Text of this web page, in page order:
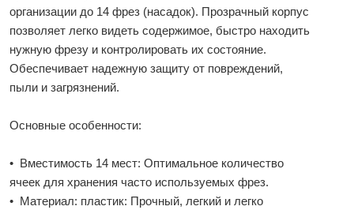
организации до 14 фрез (насадок). Прозрачный корпус
позволяет легко видеть содержимое, быстро находить
нужную фрезу и контролировать их состояние.
Обеспечивает надежную защиту от повреждений,
пыли и загрязнений.
Основные особенности:
• Вместимость 14 мест: Оптимальное количество
ячеек для хранения часто используемых фрез.
• Материал: пластик: Прочный, легкий и легко